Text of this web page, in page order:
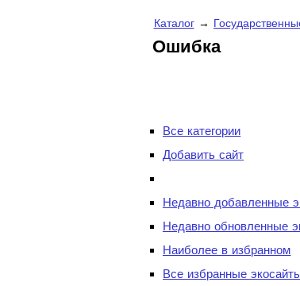
Каталог→
Ошибка
Все категории
Добавить сайт
Недавно добавленные
Недавно обновленные
Наиболее в избранном
Все избранные